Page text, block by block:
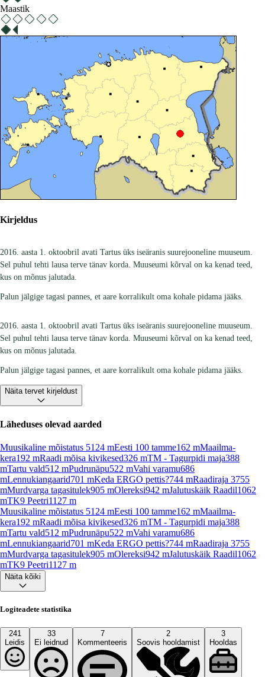
Maastik
Kirjeldus
2016. aasta 1. oktoobril avati Tartus üks iseäranis suurejooneline muuseum.
Sel puhul tehti lausa terve tänav korda. Muuseumi kõrval on ka kenad teed,
kus on mõnus jalutada.
Palun jälgige tagasi pannes, et aare korralikult oma kohale pidama jääks.
2016. aasta 1. oktoobril avati Tartus üks iseäranis suurejooneline muuseum.
Sel puhul tehti lausa terve tänav korda. Muuseumi kõrval on ka kenad teed,
kus on mõnus jalutada.
Palun jälgige tagasi pannes, et aare korralikult oma kohale pidama jääks.
Näita tervet kirjeldust
Läheduses olevad aarded
Muusikaline mõistatus 5124 mEesti 100 tamme162 mMaailma-
kera192 mRaadi mõisa kivikesed326 mTM - Tagurpidi maja388
mTartu vald512 mPudrunäpu522 mVahi varamu686
mLennukiangaarid701 mKeda ERGO pettis?744 mRaadiraja 3755
mMurdvarga tagasitulek905 mOlereksi942 mJalutuskäik Raadil1062
mTK9 Peetri1127 m
Muusikaline mõistatus 5124 mEesti 100 tamme162 mMaailma-
kera192 mRaadi mõisa kivikesed326 mTM - Tagurpidi maja388
mTartu vald512 mPudrunäpu522 mVahi varamu686
mLennukiangaarid701 mKeda ERGO pettis?744 mRaadiraja 3755
mMurdvarga tagasitulek905 mOlereksi942 mJalutuskäik Raadil1062
mTK9 Peetri1127 m
Näita kõiki
Logiteadete statistika
241
Leidis
33
Ei leidnud
7
Kommenteeris
2
Soovis hooldamist
3
Hooldas